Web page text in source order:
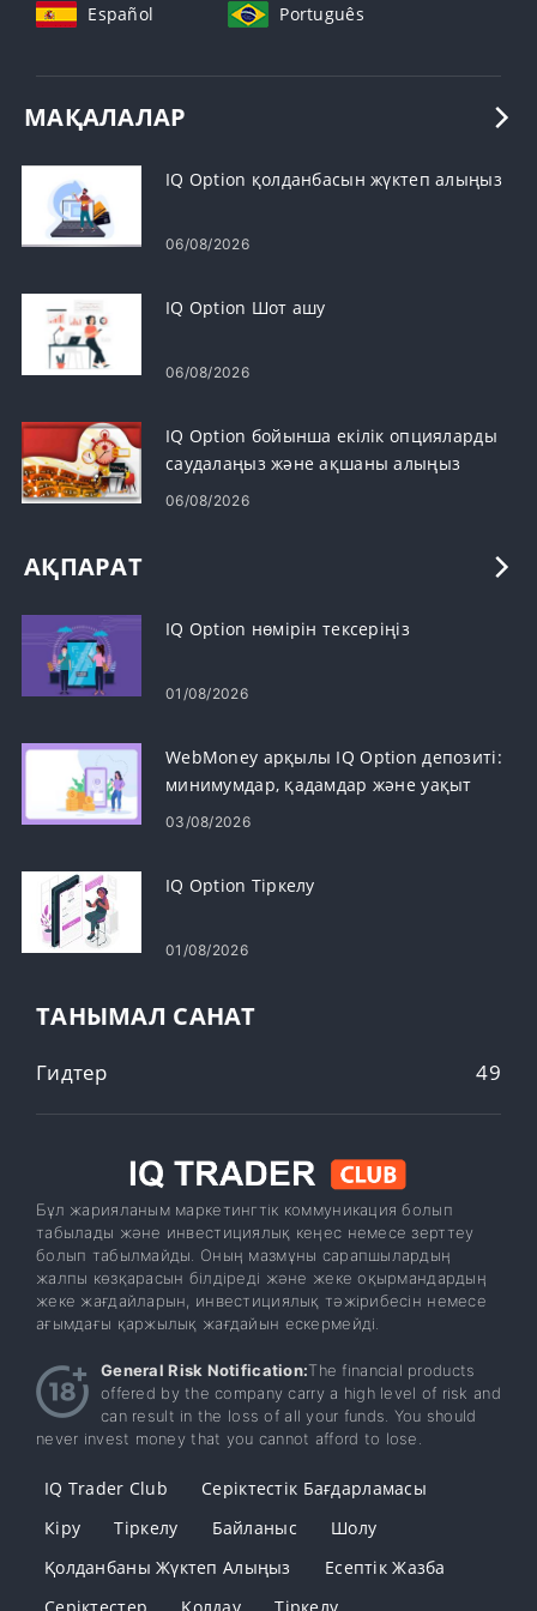
Español Português
МАҚАЛАЛАР
IQ Option қолданбасын жүктеп алыңыз
06/08/2026
IQ Option Шот ашу
06/08/2026
IQ Option бойынша екілік опцияларды
саудалаңыз және ақшаны алыңыз
06/08/2026
АҚПАРАТ
IQ Option нөмірін тексеріңіз
01/08/2026
WebMoney арқылы IQ Option депозиті:
минимумдар, қадамдар және уақыт
03/08/2026
IQ Option Тіркелу
01/08/2026
ТАНЫМАЛ САНАТ
Гидтер 49
Бұл жарияланым маркетингтік коммуникация болып
табылады және инвестициялық кеңес немесе зерттеу
болып табылмайды. Оның мазмұны сарапшылардың
жалпы көзқарасын білдіреді және жеке оқырмандардың
жеке жағдайларын, инвестициялық тәжірибесін немесе
ағымдағы қаржылық жағдайын ескермейді.
General Risk Notification:The financial products
offered by the company carry a high level of risk and
can result in the loss of all your funds. You should
never invest money that you cannot afford to lose.
IQ Trader Club
Серіктестік Бағдарламасы
Кіру
Тіркелу Байланыс
Шолу
Қолданбаны Жүктеп Алыңыз
Есептік Жазба